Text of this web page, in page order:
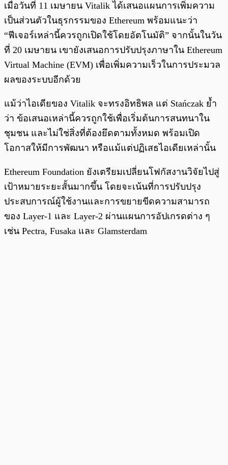
เมื่อวันที่ 11 เมษายน Vitalik ได้เสนอแผนการเพิ่มความ
เป็นส่วนตัวในธุรกรรมของ Ethereum พร้อมแนะว่า
“ฟีเจอร์เหล่านี้ควรถูกเปิดใช้โดยอัตโนมัติ” จากนั้นในวัน
ที่ 20 เมษายน เขายังเสนอการปรับปรุงภาษาใน Ethereum
Virtual Machine (EVM) เพื่อเพิ่มความเร็วในการประมวล
ผลของระบบอีกด้วย
แม้ว่าไอเดียของ Vitalik จะทรงอิทธิพล แต่ Stańczak ย้ำ
ว่า ข้อเสนอเหล่านี้ควรถูกใช้เพื่อเริ่มต้นการสนทนาใน
ชุมชน และไม่ใช่สิ่งที่ต้องยึดตามทั้งหมด พร้อมเปิด
โอกาสให้มีการพัฒนา หรือแม้แต่ปฏิเสธไอเดียเหล่านั้น
Ethereum Foundation ยังเตรียมเปลี่ยนโฟกัสงานวิจัยไปสู่
เป้าหมายระยะสั้นมากขึ้น โดยจะเน้นที่การปรับปรุง
ประสบการณ์ผู้ใช้งานและการขยายขีดความสามารถ
ของ Layer-1 และ Layer-2 ผ่านแผนการอัปเกรดต่าง ๆ
เช่น Pectra, Fusaka และ Glamsterdam